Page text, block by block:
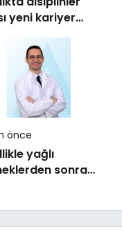
yeni kariyer
önce
yağlı
sonra